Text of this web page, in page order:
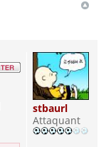
stbaurl
Attaquant